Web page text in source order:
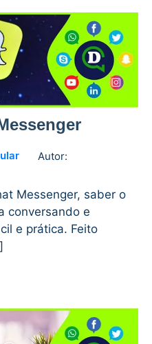
Autor:
Messenger, saber o
conversando e
e prática. Feito